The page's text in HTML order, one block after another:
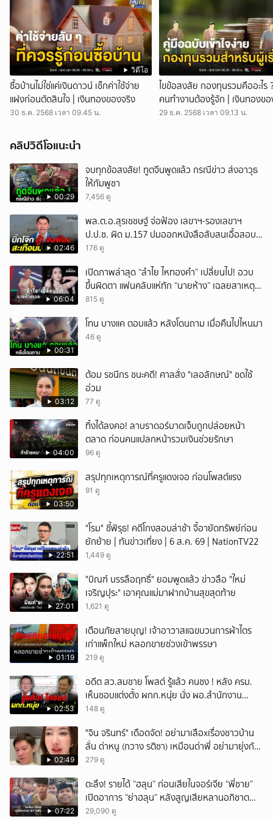
จักรยานยนต์มาคนเดียว ตีเนียนว่า นำรถมาซ่อม พอพูดคุยกับช่างแล้วก็มา
นั่งรอ แต่สายตาไปสะดุดมือถือที่วางอยู่บนเก้าอี้ ช่วงนั้นมีป้าคนหนึ่งนั่งอยู่
ใกล้ ๆ เป็นลูกค้าเหมือนกัน หัวขโมยอาจจะเข้าใจผิดว่ามือถือเป็นของป้า
อาศัยจังหวะที่ทุกคนเผลอ รีบหยิบโทรศัพท์มือถือใส่กระเป๋าอย่างรวดเร็ว ทีม
ข่าวลงพื้นที่ร้านซ่อมรถจักรยานยนต์ ในซอยเขาตาโล อำเภอบางละมุง
จังหวัดชลบุรี นางกันยากร อายุ 54 ปี เจ้าของร้าน เผยเสียความรู้สึก สงสาร
ช่างซ่อม เพิ่งจะมาทำงานได้ไม่นาน มือถือเอาไปขาย ก็คงได้เงินไม่มากนัก
ไม่น่าจะมาหากินบนความเดือดร้อนของผู้อื่น ฝากเตือนร้านค้าให้เพิ่มความ
ระมัดระวัง เจ้าของร้าน มอบหลักฐานให้พนักงานสอบสวน สภ.หนองปรือ
เจ้าของร้านบอกว่า ถ้าสำนึกผิด เอามาคืนก็จะไม่เอาความ กดติดตามช่อง
เติมได้ที่ : https://news.ch7.com #ประเด็นเด็ด7สี #ข่าวช่อง7
#CH7HDNEWS ติดตาม CH7HD News และ TERO Digital ได้ที่ :
https://linktr.ee/ch7hdnews_tero
วิดีโอ
ซื้อบ้านไม่ใช่แค่เงินดาวน์ เช็กค่าใช้จ่าย
แฝงก่อนตัดสินใจ | เงินทองของจริง
30 ธ.ค. 2568 เวลา 09.45 น.
ไขข้อสงสัย กองทุนรวมคืออะไร
คนทำงานต้องรู้จัก | เงินทองขอ
29 ธ.ค. 2568 เวลา 09.13 น.
คลิปวิดีโอแนะนำ
00:29
จบทุกข้อสงสัย! ทูตจีนพูดแล้ว กรณีข่าว ส่งอาวุธ
ให้กัมพูชา
7,456 ดู
02:46
พล.ต.อ.สุรเชชษฐ์ จ่อฟ้อง เลขาฯ-รองเลขาฯ
ป.ป.ช. ผิด ม.157 ปมออกหนังสือสับสนเอื้อสอบ
คดีซ้ำซ้อน
176 ดู
06:04
เปิดภาพล่าสุด “ลำไย ไหทองคำ” เปลี่ยนไป! อวบ
ขึ้นผิดตา แฟนคลับแห่ทัก “นายห้าง” เฉลยสาเหตุ
ชัด!
815 ดู
00:31
โทน บางแค ตอบแล้ว หลังโดนถาม เมื่อคืนไปไหนมา
46 ดู
03:12
ต้อม รชนีกร ชนะคดี! ศาลสั่ง "เลอลักษณ์" ชดใช้
อ่วม
77 ดู
04:00
ทิ้งได้ลงคอ! ลาบราดอร์บาดเจ็บถูกปล่อยหน้า
ตลาด ก่อนคนแปลกหน้ารวมเงินช่วยรักษา
96 ดู
03:50
สรุปทุกเหตุการณ์ที่ครูแดงเจอ ก่อนโพสต์แรง
91 ดู
22:51
"โรม" ชี้พิรุธ! คดีโกงสอบล่าช้า จี้อายัดทรัพย์ก่อน
ยักย้าย | ทันข่าวเที่ยง | 6 ส.ค. 69 | NationTV22
1,449 ดู
27:01
"บิณฑ์ บรรลือฤทธิ์" ยอมพูดแล้ว ข่าวลือ "ใหม่
เจริญปุระ" เอาคุณแม่มาฝากบ้านสุขสุดท้าย
1,621 ดู
01:19
เตือนภัยสายบุญ! เจ้าอาวาสแฉขบวนการผ้าไตร
เก่าแพ็กใหม่ หลอกขายช่วงเข้าพรรษา
219 ดู
02:53
อดีต สว.สมชาย โพสต์ รู้แล้ว คนชง ! หลัง ครม.
เห็นชอบแต่งตั้ง ผกก.หนุ่ย นั่ง ผอ.สำนักงาน
ป.ย.ป.
148 ดู
02:49
ั่"จิน จรินทร์" เดือดจัด! อย่ามาเสือxเรื่องชาวบ้าน
ลั่น ด่าหนู (กวาง รติชา) เหมือนด่าพี่ อย่ามายุ่งกับ
คนของผม จบ!!!
279 ดู
07:22
ตะลึง! รายได้ “ฮลุน” ก่อนเสียในจอร์เจีย “พี่ชาย”
เปิดอาการ “ย่าฮลุน” หลังสูญเสียหลานอภิชาต
บุตร!
29,090 ดู